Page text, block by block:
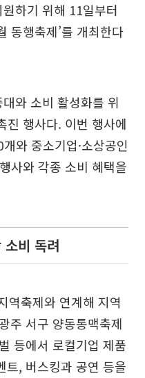
하기 위해 11일부터
동행축제’를 개최한다
와 소비 활성화를 위
진 행사다. 이번 행사에
와 중소기업·소상공인
사와 각종 소비 혜택을
소비 독려
역축제와 연계해 지역
주 서구 양동통맥축제
등에서 로컬기업 제품
트, 버스킹과 공연 등을